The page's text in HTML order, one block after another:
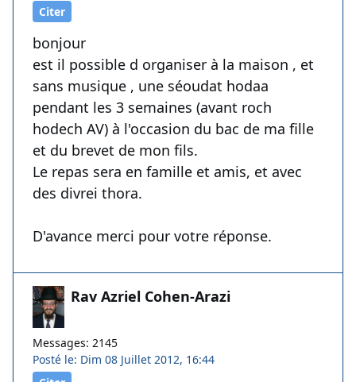
Citer
bonjour
est il possible d organiser à la maison , et
sans musique , une séoudat hodaa
pendant les 3 semaines (avant roch
hodech AV) à l'occasion du bac de ma fille
et du brevet de mon fils.
Le repas sera en famille et amis, et avec
des divrei thora.
D'avance merci pour votre réponse.
Rav Azriel Cohen-Arazi
Messages: 2145
Posté le: Dim 08 Juillet 2012, 16:44